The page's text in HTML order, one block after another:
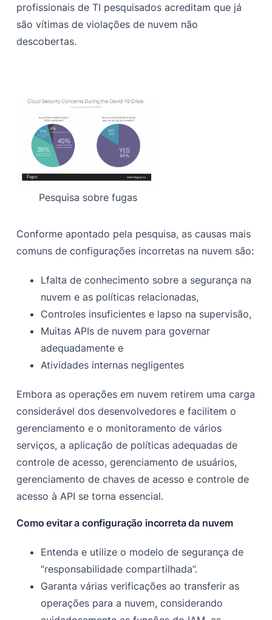
profissionais de TI pesquisados acreditam que já
são vítimas de violações de nuvem não
descobertas.
Pesquisa sobre fugas
Conforme apontado pela pesquisa, as causas mais
comuns de configurações incorretas na nuvem são:
Lfalta de conhecimento sobre a segurança na
nuvem e as políticas relacionadas,
Controles insuficientes e lapso na supervisão,
Muitas APIs de nuvem para governar
adequadamente e
Atividades internas negligentes
Embora as operações em nuvem retirem uma carga
considerável dos desenvolvedores e facilitem o
gerenciamento e o monitoramento de vários
serviços, a aplicação de políticas adequadas de
controle de acesso, gerenciamento de usuários,
gerenciamento de chaves de acesso e controle de
acesso à API se torna essencial.
Como evitar a configuração incorreta da nuvem
Entenda e utilize o modelo de segurança de
“responsabilidade compartilhada”.
Garanta várias verificações ao transferir as
operações para a nuvem, considerando